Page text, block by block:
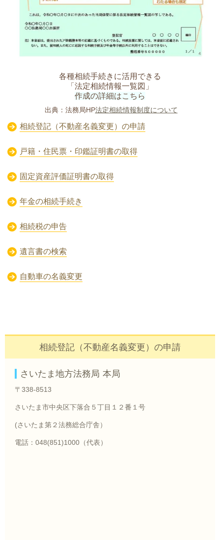
各種相続手続きに活用できる
「法定相続情報一覧図」
作成の詳細はこちら
出典：法務局HP法定相続情報制度について
相続登記（不動産名義変更）の申請
戸籍・住民票・印鑑証明書の取得
固定資産評価証明書の取得
年金の相続手続き
相続税の申告
遺言書の検索
自動車の名義変更
相続登記（不動産名義変更）の申請
さいたま地方法務局 本局
〒338-8513
さいたま市中央区下落合５丁目１２番１号
(さいたま第２法務総合庁舎）
電話：048(851)1000（代表）